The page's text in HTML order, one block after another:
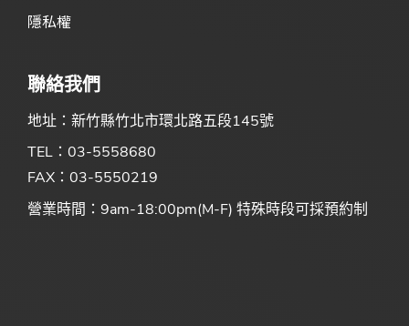
隱私權
聯絡我們
地址：新竹縣竹北市環北路五段145號
TEL：03-5558680
FAX：03-5550219
營業時間：9am-18:00pm(M-F) 特殊時段可採預約制